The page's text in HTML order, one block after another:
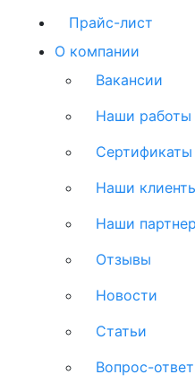
Прайс-лист
О компании
Вакансии
Наши работы
Сертификаты
Наши
Наши
Отзывы
Новости
Статьи
Вопрос-ответ